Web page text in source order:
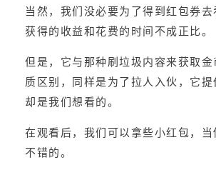
当然，我们没必要为了得到红包券去
获得的收益和花费的时间不成正比。
但是，它与那种刷垃圾内容来获取金
质区别，同样是为了拉人入伙，它提
却是我们想看的。
在观看后，我们可以拿些小红包，当
不错的。